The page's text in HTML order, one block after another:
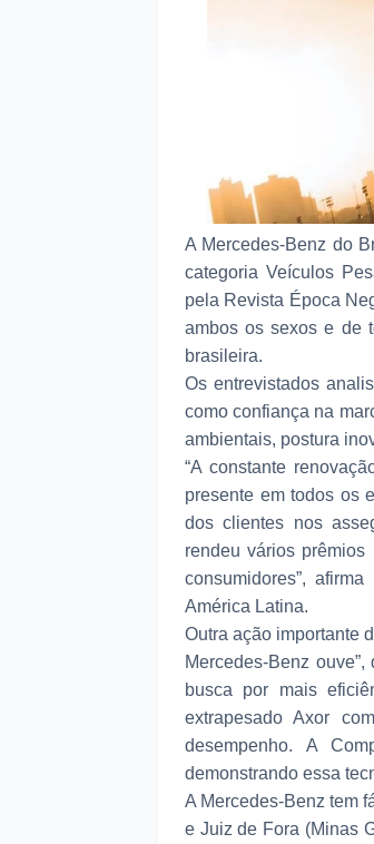
A Mercedes-Benz do
categoria Veículos
pela Revista Época
ambos os sexos e de
brasileira.
Os entrevistados
como confiança na
ambientais, postura
“A constante
presente em todos os
dos clientes nos
rendeu vários
consumidores”,
América Latina.
Outra ação importante
Mercedes-Benz
busca por mais
extrapesado Axor
desempenho. A
demonstrando essa
A Mercedes-Benz tem
e Juiz de Fora (Minas